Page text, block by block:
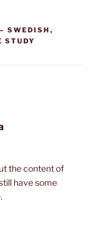
SWEDISH ,
STUDY
the content of
have some